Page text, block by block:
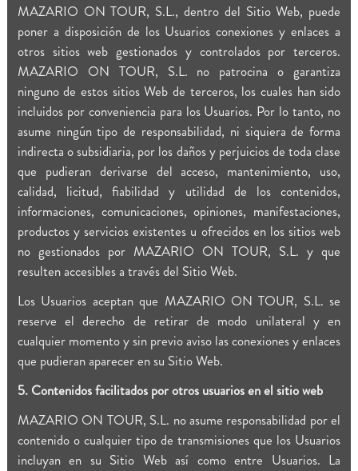
MAZARIO ON TOUR, S.L., dentro del Sitio Web, puede
poner a disposición de los Usuarios conexiones y enlaces a
otros sitios web gestionados y controlados por terceros.
MAZARIO ON TOUR, S.L. no patrocina o garantiza
ninguno de estos sitios Web de terceros, los cuales han sido
incluidos por conveniencia para los Usuarios. Por lo tanto, no
asume ningún tipo de responsabilidad, ni siquiera de forma
indirecta o subsidiaria, por los daños y perjuicios de toda clase
que pudieran derivarse del acceso, mantenimiento, uso,
calidad, licitud, fiabilidad y utilidad de los contenidos,
informaciones, comunicaciones, opiniones, manifestaciones,
productos y servicios existentes u ofrecidos en los sitios web
no gestionados por MAZARIO ON TOUR, S.L. y que
resulten accesibles a través del Sitio Web.
Los Usuarios aceptan que MAZARIO ON TOUR, S.L. se
reserve el derecho de retirar de modo unilateral y en
cualquier momento y sin previo aviso las conexiones y enlaces
que pudieran aparecer en su Sitio Web.
5. Contenidos facilitados por otros usuarios en el sitio web
MAZARIO ON TOUR, S.L. no asume responsabilidad por el
contenido o cualquier tipo de transmisiones que los Usuarios
incluyan en su Sitio Web así como entre Usuarios. La